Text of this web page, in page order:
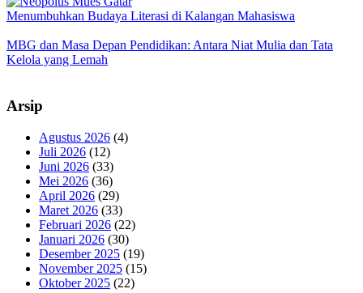
Menumbuhkan Budaya Literasi di Kalangan Mahasiswa
MBG dan Masa Depan Pendidikan: Antara Niat Mulia dan Tata
Kelola yang Lemah
Arsip
Agustus 2026 (4)
Juli 2026 (12)
Juni 2026 (33)
Mei 2026 (36)
April 2026 (29)
Maret 2026 (33)
Februari 2026 (22)
Januari 2026 (30)
Desember 2025 (19)
November 2025 (15)
Oktober 2025 (22)